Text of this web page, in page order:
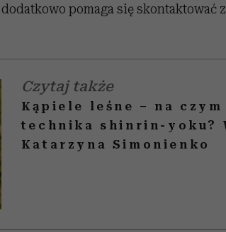
pomaga się skontaktować
Czytaj także
Kąpiele leśne – na
technika shinrin-yoku?
Katarzyna Simonienko